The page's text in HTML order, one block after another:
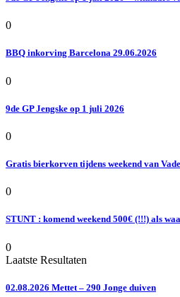
0
BBQ inkorving Barcelona 29.06.2026
0
9de GP Jengske op 1 juli 2026
0
Gratis bierkorven tijdens weekend van
0
STUNT : komend weekend 500€ (!!!) als
0
Laatste Resultaten
02.08.2026 Mettet – 290 Jonge duiven